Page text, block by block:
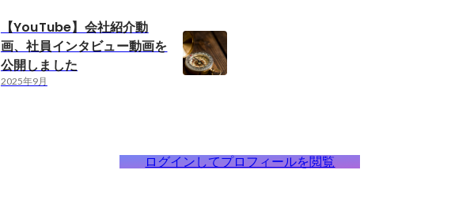
【YouTube】会社紹介動
画、社員インタビュー動画を
公開しました
2025年9月
ログインしてプロフィールを閲覧